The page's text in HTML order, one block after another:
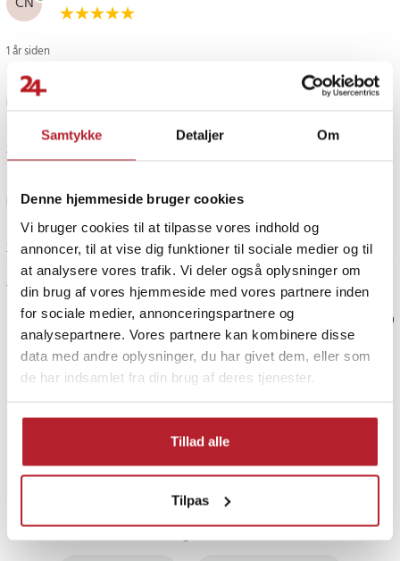
Samtykke Detaljer Om
Denne hjemmeside bruger cookies
Vi bruger cookies til at tilpasse vores indhold og
annoncer, til at vise dig funktioner til sociale medier og til
at analysere vores trafik. Vi deler også oplysninger om
din brug af vores hjemmeside med vores partnere inden
for sociale medier, annonceringspartnere og
analysepartnere. Vores partnere kan kombinere disse
data med andre oplysninger, du har givet dem, eller som
de har indsamlet fra din brug af deres tjenester.
Tillad alle
Tilpas
1 år siden
2 år siden
NT Nese T
2 år siden
Vis flere anmeldelser
Verified by Trustvoice
PRISGARANTI
UDSALG
Finde gode tilbud